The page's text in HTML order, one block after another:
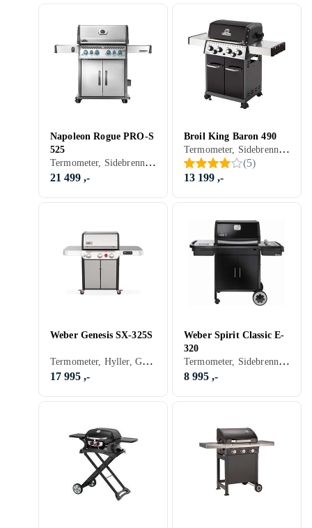
Napoleon Rogue PRO-S
525
Termometer, Sidebrennere, Varmerist, Hyller, Skap og skuffer, Stativ/vogn (Inkludert/ innebygget), Grillvogn, Gassgrill
21 499 ,-
Broil King Baron 490
Termometer, Sidebrennere, Varmerist, Hyller, Skap og skuffer, Stativ/vogn (Inkludert/ innebygget), Grillvogn, Gassgrill
(5)
13 199 ,-
Weber Genesis SX-325S
Termometer, Hyller, Grillvogn, Gassgrill
17 995 ,-
Weber Spirit Classic E-
320
Termometer, Sidebrennere, Varmerist, Hyller, Skap og skuffer, Stativ/vogn (Inkludert/ innebygget), Grillvogn, Gassgrill
8 995 ,-